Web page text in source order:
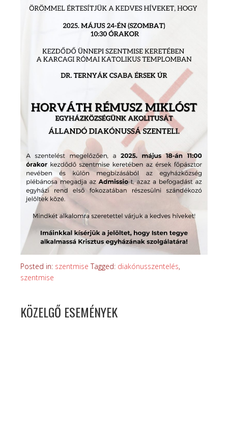
Posted in: szentmise Tagged: diakónusszentelés,
szentmise
KÖZELGŐ ESEMÉNYEK